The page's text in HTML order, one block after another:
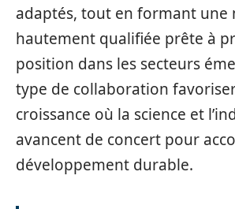
adaptés, tout en formant une
hautement qualifiée prête à
position dans les secteurs
type de collaboration
croissance où la science et
avancent de concert pour
développement durable.